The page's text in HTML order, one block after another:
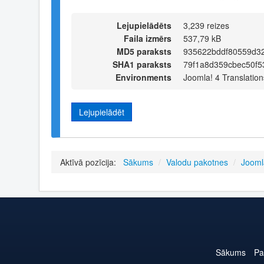
Lejupielādēts
3,239 reizes
Faila izmērs
537,79 kB
MD5 paraksts
SHA1 paraksts
Environments
Joomla! 4
Lejupielādēt
Aktīvā pozīcija: Sākums / Valodu pakotnes /
Sākums